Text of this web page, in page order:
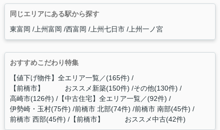
同じエリアにある駅から探す
東富岡
上州富岡 西富岡 上州七日市 上州一ノ宮
おすすめこだわり特集
【値下げ物件】全エリア一覧／(165件)
【前橋市】 おススメ新築(150件) その他(130件)
高崎市(126件) 【中古住宅】全エリア一覧／(92件)
伊勢崎・玉村(75件) 前橋市 北部(74件) 前橋市 南部(45件)
前橋市 西部(45件) 【前橋市】 おススメ中古(42件)